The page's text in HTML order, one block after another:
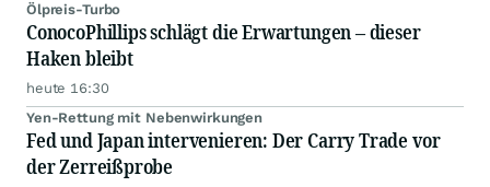
Ölpreis-Turbo
ConocoPhillips schlägt die Erwartungen – dieser
Haken bleibt
heute 16:30
Yen-Rettung mit Nebenwirkungen
Fed und Japan intervenieren: Der Carry Trade vor
der Zerreißprobe